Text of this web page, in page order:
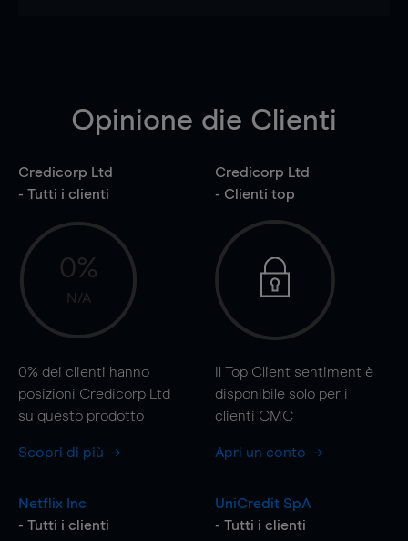
Opinione die Clienti
Credicorp Ltd
- Tutti i clienti
0%
N/A
0% dei clienti hanno
posizioni Credicorp Ltd
su questo prodotto
Scopri di più
Credicorp Ltd
- Clienti top
Il Top Client sentiment è
disponibile solo per i
clienti CMC
Apri un conto
Netflix Inc
- Tutti i clienti
UniCredit SpA
- Tutti i clienti